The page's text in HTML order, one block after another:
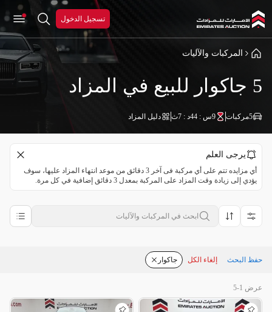
تسجيل الدخول
المركبات والآليات
5 جاكوار للبيع في المزاد
5مركبات 9س : 44د : 7ث دليل المزاد
يرجى العلم
أي مزايده تتم على أي مركبة فى آخر 3 دقائق من موعد انتهاء المزاد عليها، سوف
يؤدي إلى زيادة وقت المزاد على المركبة بمعدل 3 دقائق إضافية في كل مرة.
جاكوار إلغاء الكل حفظ البحث
عرض 1-5